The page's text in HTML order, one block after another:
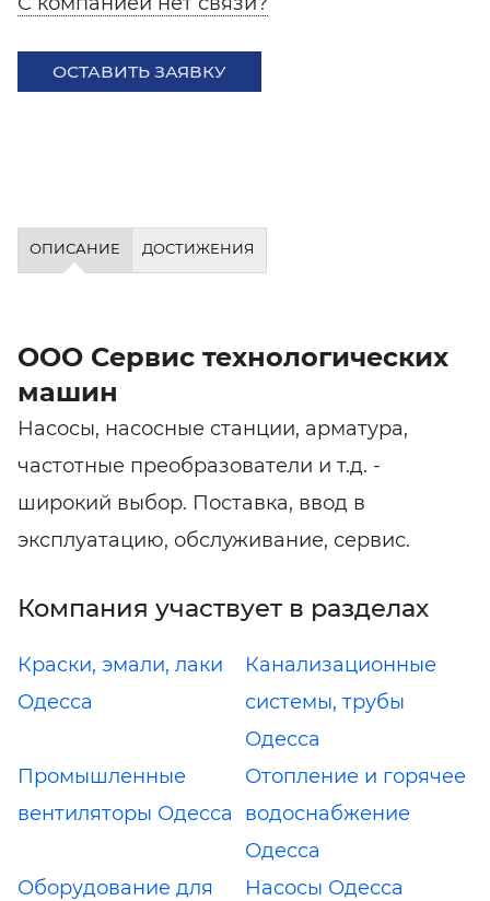
ОСТАВИТЬ ЗАЯВКУ
ОПИСАНИЕ ДОСТИЖЕНИЯ
ООО Сервис технологических
машин
Насосы, насосные станции, арматура,
частотные преобразователи и т.д. -
широкий выбор. Поставка, ввод в
эксплуатацию, обслуживание, сервис.
Компания участвует в разделах
Краски, эмали, лаки
Одесса
Канализационные
системы, трубы
Одесса
Промышленные
вентиляторы Одесса
Отопление и горячее
водоснабжение
Одесса
Оборудование для
Насосы Одесса